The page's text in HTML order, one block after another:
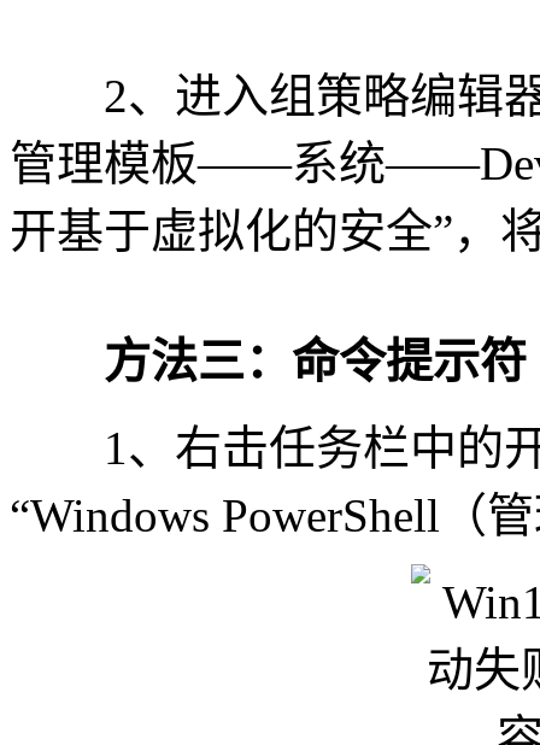
2、进入组策略编辑
管理模板——系统
开基于虚拟化的安全”，
方法三：命令提示符
1、右击任务栏中的开
“Windows PowerShell（